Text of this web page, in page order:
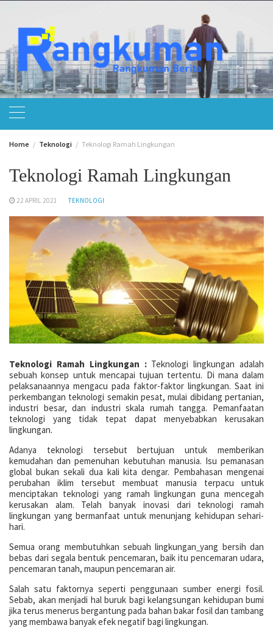
content
Home Teknologi Teknologi Ramah Lingkungan
Teknologi Ramah Lingkungan
22 APRIL 2021 TEKNOLOGI
Teknologi Ramah Lingkungan :Teknologi lingkungan adalah
sebuah konsep untuk mencapai tujuan tertentu. Di mana dalam
pelaksanaannya mengacu pada faktor-faktor lingkungan. Saat ini
perkembangan teknologi semakin pesat, mulai dibidang pertanian,
industri besar, dan industri skala rumah tangga. Pemanfaatan
teknologi yang tidak tepat dapat menyebabkan kerusakan
lingkungan.
Adanya teknologi tersebut bertujuan untuk memberikan
kemudahan dan pemenuhan kebutuhan manusia. Isu pemanasan
global bukan sekali dua kali kita dengar. Pembahasan mengenai
perubahan iklim tersebut membuat manusia terpacu untuk
menciptakan teknologi yang ramah lingkungan guna mencegah
kerusakan alam. Telah banyak inovasi dari teknologi ramah
lingkungan yang bermanfaat untuk menunjang kehidupan sehari-
hari.
Semua orang membutuhkan sebuah lingkungan yang bersih dan
bebas dari segala bentuk pencemaran, baik itu pencemaran udara,
pencemaran tanah, maupun pencemaran air.
Salah satu faktornya seperti penggunaan sumber energi fosil.
Sebab, akan menjadi hal buruk bagi kelangsungan kehidupan bumi
jika terus menerus bergantung pada bahan bakar fosil dan tambang
yang membawa banyak efek negatif bagi lingkungan.